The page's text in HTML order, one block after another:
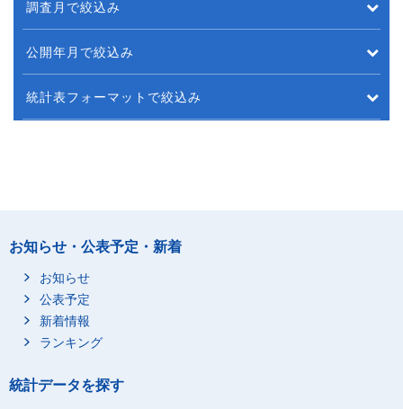
調査月で絞込み
公開年月で絞込み
統計表フォーマットで絞込み
お知らせ・公表予定・新着
お知らせ
公表予定
新着情報
ランキング
統計データを探す